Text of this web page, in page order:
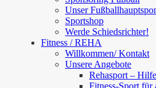
Unser
Sportshop
Werde Schiedsrichter!
Fitness / REHA
Willkommen/ Kontakt
Unsere Angebote
Rehasport –
Fitness-Sport für